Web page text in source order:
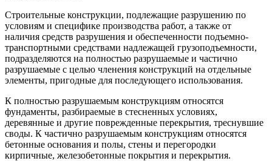
Строительные конструкции, подлежащие разрушению по
условиям и специфике производства работ, а также от
наличия средств разрушения и обеспеченности подъемно-
транспортными средствами надлежащей грузоподъемности,
подразделяются на полностью разрушаемые и частично
разрушаемые с целью членения конструкций на отдельные
элементы, пригодные для последующего использования.
К полностью разрушаемым конструкциям относятся
фундаменты, разбираемые в стесненных условиях,
деревянные и другие поврежденные перекрытия, треснувшие
своды. К частично разрушаемым конструкциям относятся
бетонные основания и полы, стены и перегородки
кирпичные, железобетонные покрытия и перекрытия.